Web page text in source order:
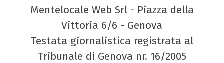
Mentelocale Web Srl - Piazza della
Vittoria 6/6 - Genova
Testata giornalistica registrata al
Tribunale di Genova nr. 16/2005